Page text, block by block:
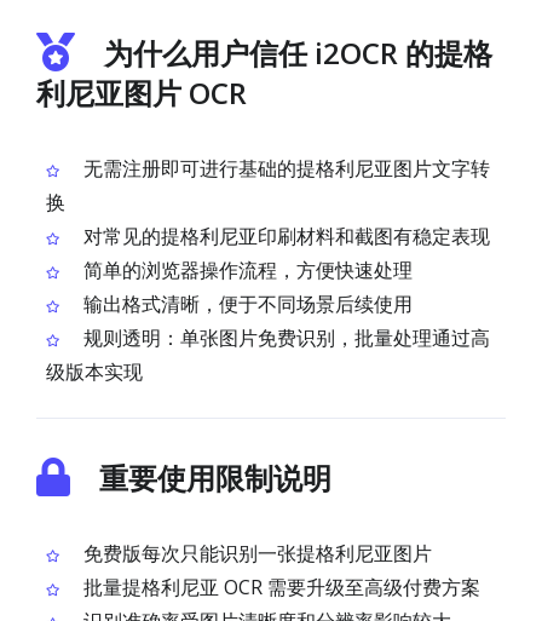
为什么用户信任 i2OCR 的提格
利尼亚图片 OCR
无需注册即可进行基础的提格利尼亚图片文字转
换
对常见的提格利尼亚印刷材料和截图有稳定表现
简单的浏览器操作流程，方便快速处理
输出格式清晰，便于不同场景后续使用
规则透明：单张图片免费识别，批量处理通过高
级版本实现
重要使用限制说明
免费版每次只能识别一张提格利尼亚图片
批量提格利尼亚 OCR 需要升级至高级付费方案